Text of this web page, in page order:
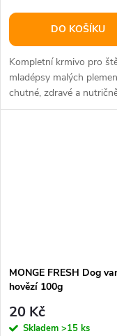
DO KOŠÍKU
Kompletní krmivo pro
mladépsy malých plemen
chutné, zdravé a
vyvážené krmivo z
MONGE FRESH Dog
hovězí 100g
20 Kč
Skladem >15 ks